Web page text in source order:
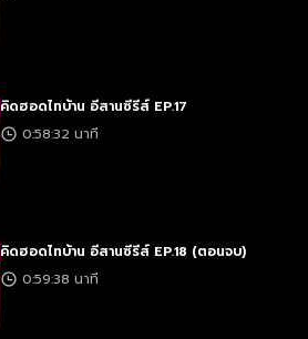
คิดฮอดไทบ้าน อีสานซีรีส์ EP.17
0:58:32 นาที
คิดฮอดไทบ้าน อีสานซีรีส์ EP.18 (ตอนจบ)
0:59:38 นาที